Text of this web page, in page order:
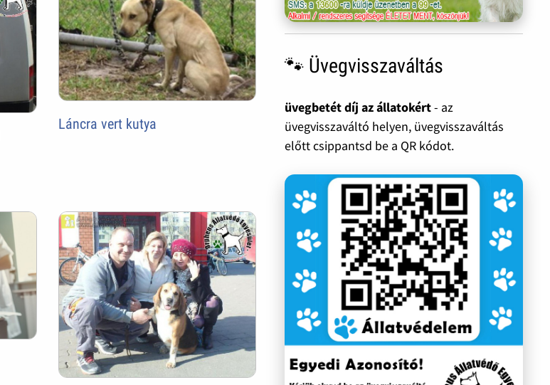
Láncra vert kutya
🐾 Üvegvisszaváltás
üvegbetét díj az állatokért- az
üvegvisszaváltó helyen, üvegvisszaváltás
előtt csippantsd be a QR kódot.